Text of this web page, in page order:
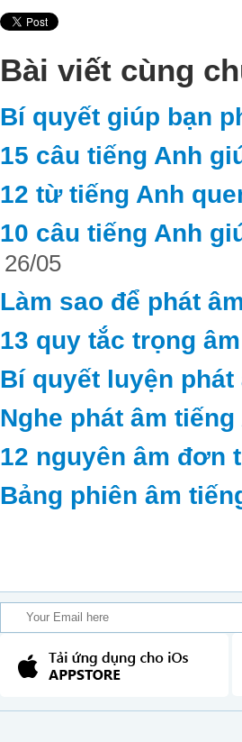
Bài viết cùng
Bí quyết giúp bạn
15 câu tiếng Anh
12 từ tiếng Anh
10 câu tiếng Anh
26/05
Làm sao để phát
13 quy tắc trọng
Bí quyết luyện
Nghe phát âm tiếng
12 nguyên âm đơn
Bảng phiên âm